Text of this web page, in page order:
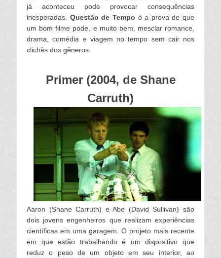
já aconteceu pode provocar consequências
inesperadas. Questão de Tempo é a prova de que
um bom filme pode, e muito bem, mesclar romance,
drama, comédia e viagem no tempo sem cair nos
clichês dos gêneros.
Primer (2004, de Shane
Carruth)
Aaron (Shane Carruth) e Abe (David Sullivan) são
dois jovens engenheiros que realizam experiências
científicas em uma garagem. O projeto mais recente
em que estão trabalhando é um dispositivo que
reduz o peso de um objeto em seu interior, ao